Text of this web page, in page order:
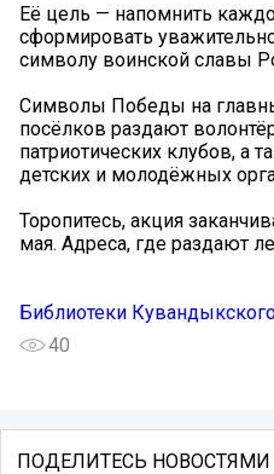
Её цель — напомнить
сформировать
символу воинской славы
Символы Победы на
посёлков раздают
патриотических клубов, а
детских и молодёжных
Торопитесь, акция
мая. Адреса, где раздают
Библиотеки
40
ПОДЕЛИТЕСЬ